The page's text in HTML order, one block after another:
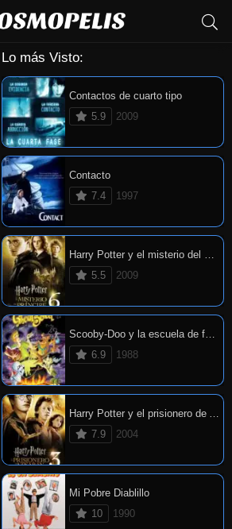
Lo más Visto:
Contactos de cuarto tipo
5.9
2009
Contacto
7.4
1997
Harry Potter y el misterio del príncipe
5.5
2009
Scooby-Doo y la escuela de fantasmas
6.9
1988
Harry Potter y el prisionero de Azkaban
7.9
2004
Mi Pobre Diablillo
10
1990